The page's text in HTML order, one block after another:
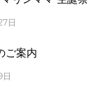
日
ご案内